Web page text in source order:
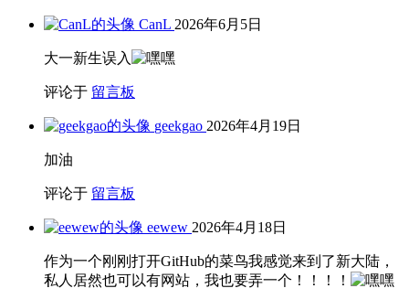
CanL 2026年6月5日
大一新生误入
评论于 留言板
geekgao 2026年4月19日
加油
评论于 留言板
eewew 2026年4月18日
作为一个刚刚打开GitHub的菜鸟我感觉来到了新大陆，
私人居然也可以有网站，我也要弄一个！！！！